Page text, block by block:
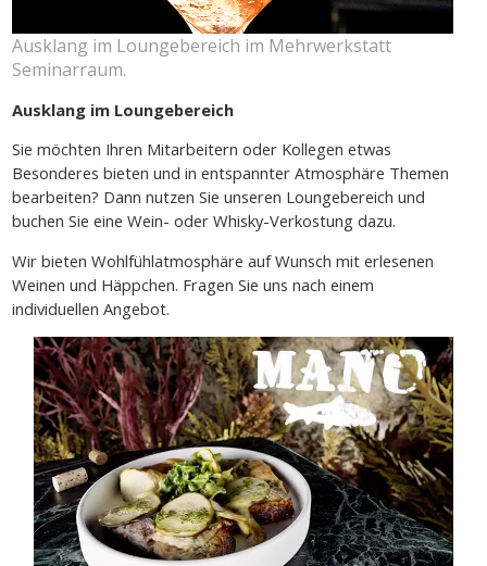
Ausklang im Loungebereich im Mehrwerkstatt
Seminarraum.
Ausklang im Loungebereich
Sie möchten Ihren Mitarbeitern oder Kollegen etwas
Besonderes bieten und in entspannter Atmosphäre Themen
bearbeiten? Dann nutzen Sie unseren Loungebereich und
buchen Sie eine Wein- oder Whisky-Verkostung dazu.
Wir bieten Wohlfühlatmosphäre auf Wunsch mit erlesenen
Weinen und Häppchen. Fragen Sie uns nach einem
individuellen Angebot.